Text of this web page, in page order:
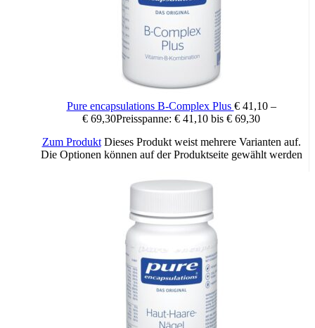
: Erwachsene (ab 18 Jahren): 1 Filmtablette pro Tag.
Zutaten: Vitamine B1, B2, B6, B12, C, D, Biotin, Folsäure,
Pantothensäure und Niacin Mineralstoffe Calcium,
und -pulver S7TM – Grüner Kaffee-Extrakt, Grüner Tee-
Extrakt, Tetrahydrocurcuminoide (aus Curcuma),
Zusammensetzung pro Tagesdosis (1 Tablette)
300 %, Panthothensäure (Vitamin B5) 10 mg 167 %, Vitamin
B6 4,2 mg 300 %, Folsäure (Vitamin B9) 200 µg
100 %, Vitamin B12 7,5 µg 300 %, Vitamin C 120 mg
150 %, Vitamin D 5 µg 100 %, Biotin 150 µg 300 %, Niacin
48 mg 300 %, Calcium 120 mg 15 %, Eisen 14 mg
100 %, Kupfer 1 mg 100 %, Magnesium 80 mg 21 %, Selen
50 µg 91 %, Zink 4,8 mg 48 %, S7™ Pflanzenkomplex
(Pflanzenextrakte und -pulver) 25 mg. %NRV* –
Referenzmenge (RM) für die tägliche Zufuhr (Erwachsene)
nach Lebensmittelinformationsverordnung.
Pure encapsulations B-Complex Plus €41,10 –
€ 69,30Preisspanne: € 41,10 bis € 69,30
Zum Produkt Dieses Produkt weist mehrere Varianten auf.
Die Optionen können auf der Produktseite gewählt werden